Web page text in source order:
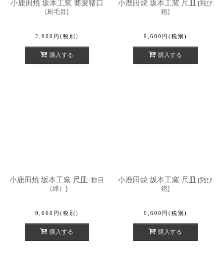
小鹿田焼 坂本工窯 蕎麦猪口
[刷毛目]
2,900 円 (税別)
購入する
小鹿田焼 坂本工窯 尺皿 [飛び
鉋]
9,600 円 (税別)
購入する
小鹿田焼 坂本工窯 尺皿 [櫛目
（緑） ]
9,600 円 (税別)
購入する
小鹿田焼 坂本工窯 尺皿 [飛び
鉋]
9,600 円 (税別)
購入する